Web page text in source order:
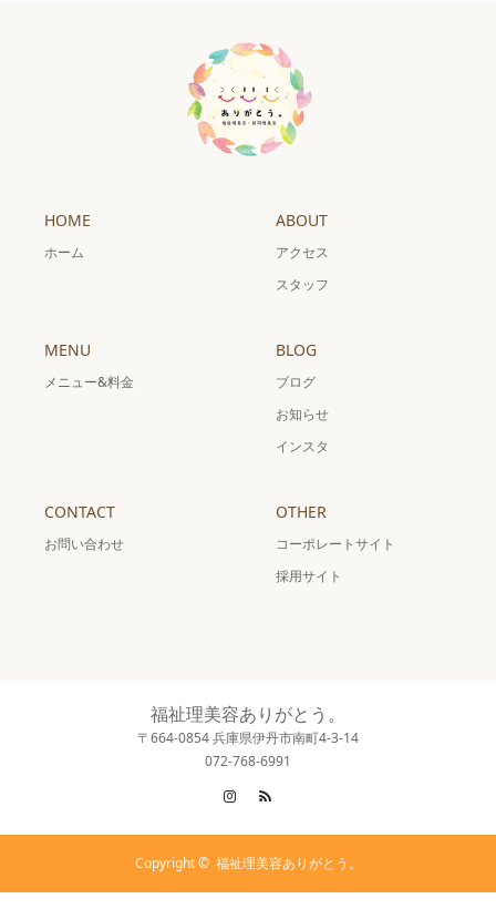
HOME
ホーム
ABOUT
アクセス
スタッフ
MENU
メニュー&料金
BLOG
ブログ
お知らせ
インスタ
CONTACT
お問い合わせ
OTHER
コーポレートサイト
採用サイト
福祉理美容ありがとう。
〒664-0854 兵庫県伊丹市南町4-3-14
072-768-6991
Instagram
Copyright © 福祉理美容ありがとう。